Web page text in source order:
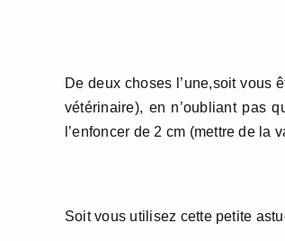
De deux choses l’une,soit vous
vétérinaire), en n’oubliant pas
l’enfoncer de 2 cm (mettre de la
Soit vous utilisez cette petite